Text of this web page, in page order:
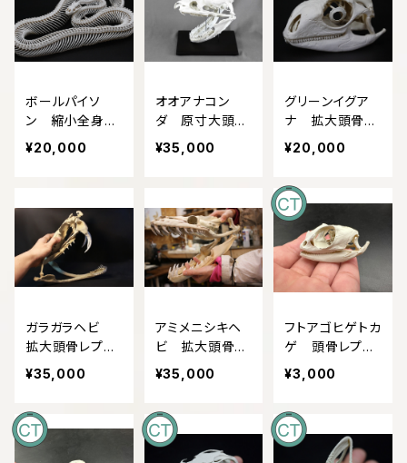
replica.
ボールパイソ
ン 縮小全身骨
格レプリカ 18c
¥20,000
オオアナコン
ダ 原寸大頭骨
レプリカ【21㎝】
¥35,000
グリーンイグア
ナ 拡大頭骨レ
プリカ 【2倍拡
¥20,000
ガラガラヘビ
拡大頭骨レプリ
カ【25㎝】
¥35,000
アミメニシキヘ
ビ 拡大頭骨レ
プリカ【30㎝】
¥35,000
フトアゴヒゲトカ
ゲ 頭骨レプリ
カ 等倍 【CTス
キャン】
¥3,000